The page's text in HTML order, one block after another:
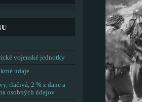
vojenské jednotky
údaje
tlačivá, 2 % z dane a
osobných údajov